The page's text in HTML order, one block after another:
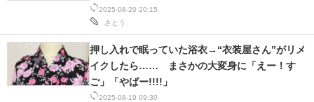
2025-08-20 20:15
さとう
2025-08-19 09:30
押し入れで眠っていた浴衣→“衣装屋さん”がリメ
イクしたら…… まさかの大変身に「えー！す
ご」「やばー!!!!」